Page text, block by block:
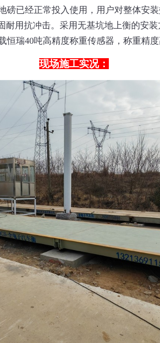
磅已经正常投入使用 ，用户对整体安
耐用抗冲击。采用无基坑地上衡的安
恒瑞40吨高精度称重传感器， 称重精度
现场施工实况：